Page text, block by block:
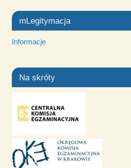
mLegitymacja
Informacje
Na skróty